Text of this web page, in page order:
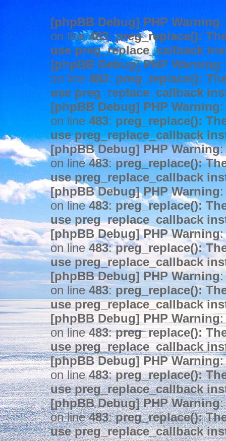
[phpBB Debug] PHP Warning
on line483:preg_replace():
use preg_replace_callback
[phpBB Debug] PHP Warning
on line 483: preg_replace():
use preg_replace_callback
[phpBB Debug] PHP Warning
on line 483: preg_replace():
use preg_replace_callback
[phpBB Debug] PHP Warning:
on line483:preg_replace():
use preg_replace_callback
[phpBB Debug] PHP Warning
on line483: preg_replace():
use preg_replace_callback
[phpBB Debug] PHP Warning:
on line483:preg_replace():
use preg_replace_callback
[phpBB Debug] PHP Warning:
on line 483:preg_replace():
use preg_replace_callback
[phpBB Debug] PHP Warning:
on line483:preg_replace():
use preg_replace_callback
[phpBB Debug] PHP Warning:
on line483:preg_replace():
use preg_replace_callback
[phpBB Debug] PHP Warning:
on line483:preg_replace():
use preg_replace_callback